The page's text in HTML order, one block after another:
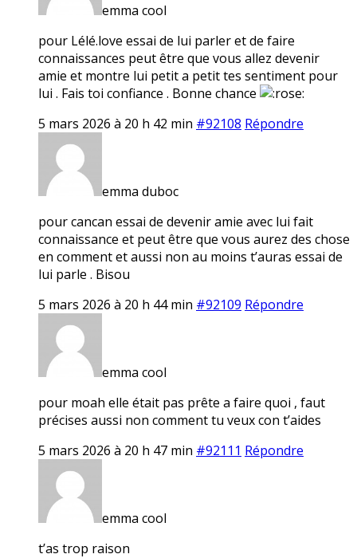
emma cool
pour Lélé.love essai de lui parler et de faire
connaissances peut être que vous allez devenir
amie et montre lui petit a petit tes sentiment pour
lui . Fais toi confiance . Bonne chance
5 mars 2026 à 20 h 42 min #92108 Répondre
emma duboc
pour cancan essai de devenir amie avec lui fait
connaissance et peut être que vous aurez des chose
en comment et aussi non au moins t’auras essai de
lui parle . Bisou
5 mars 2026 à 20 h 44 min #92109 Répondre
emma cool
pour moah elle était pas prête a faire quoi , faut
précises aussi non comment tu veux con t’aides
5 mars 2026 à 20 h 47 min #92111 Répondre
emma cool
t’as trop raison